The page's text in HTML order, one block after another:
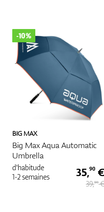
BIG MAX
Big Max Aqua Automatic
Umbrella
-10%
d'habitude
1-2 semaines
35,90 €
39,90